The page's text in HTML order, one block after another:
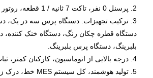
2. پرسنل 0 نفر، تاکت 7 ثانیه / 1 قطعه، روتور به پایان رسید.
3. ترکیب تجهیزات: دستگاه پرس سه در یک،
دستگاه قطره چکان رنگ، دستگاه خنک کننده،
بلبرینگ، دستگاه پرس بلبرینگ.
4. درجه بالایی از اتوماسیون، کارکنان کمتر، ثبات تجهیزات بالا، برای دیدار با تولید انبوه.
5. تولید هوشمند، کل سیستم MES خط، درک زمان واقعی از وضعیت تولید.